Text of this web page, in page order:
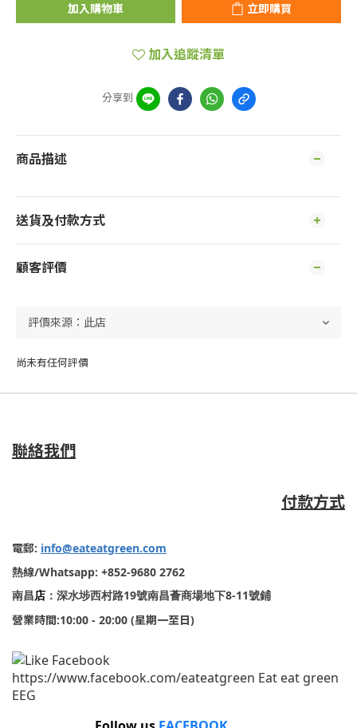
加入購物車 立即購買
加入追蹤清單
分享到
商品描述
送貨及付款方式
顧客評價
尚未有任何評價
聯絡我們
付款方式
電郵: info@eateatgreen.com
熱線/Whatsapp: +852-9680 2762
南昌店 ：深水埗西村路19號南昌薈商場地下8-11號鋪
營業時間:10:00 - 20:00 (星期一至日)